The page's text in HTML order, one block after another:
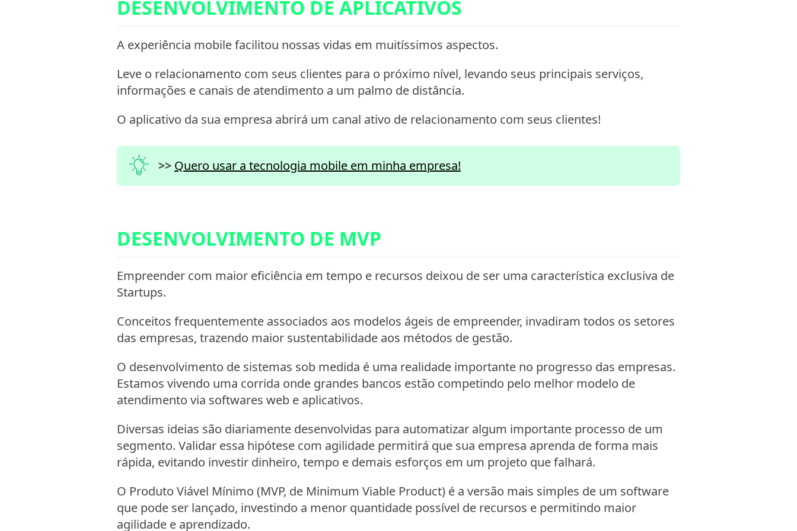
DESENVOLVIMENTO DE APLICATIVOS
A experiência mobile facilitou nossas vidas em muitíssimos aspectos.
Leve o relacionamento com seus clientes para o próximo nível, levando seus principais serviços,
informações e canais de atendimento a um palmo de distância.
O aplicativo da sua empresa abrirá um canal ativo de relacionamento com seus clientes!
>> Quero usar a tecnologia mobile em minha empresa!
DESENVOLVIMENTO DE MVP
Empreender com maior eficiência em tempo e recursos deixou de ser uma característica exclusiva de
Startups.
Conceitos frequentemente associados aos modelos ágeis de empreender, invadiram todos os setores
das empresas, trazendo maior sustentabilidade aos métodos de gestão.
O desenvolvimento de sistemas sob medida é uma realidade importante no progresso das empresas.
Estamos vivendo uma corrida onde grandes bancos estão competindo pelo melhor modelo de
atendimento via softwares web e aplicativos.
Diversas ideias são diariamente desenvolvidas para automatizar algum importante processo de um
segmento. Validar essa hipótese com agilidade permitirá que sua empresa aprenda de forma mais
rápida, evitando investir dinheiro, tempo e demais esforços em um projeto que falhará.
O Produto Viável Mínimo (MVP, de Minimum Viable Product) é a versão mais simples de um software
que pode ser lançado, investindo a menor quantidade possível de recursos e permitindo maior
agilidade e aprendizado.